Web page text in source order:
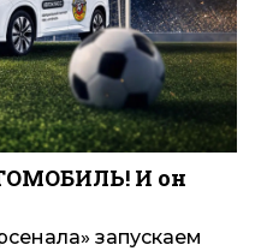
И он
запускаем